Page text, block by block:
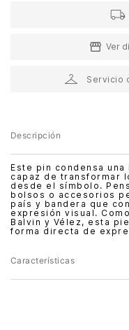
Ver
Servicio
Descripción
Este pin condensa
capaz de transformar
desde el símbolo.
bolsos o accesorios
país y bandera que
expresión visual.
Balvin y Vélez, esta
forma directa de
Características